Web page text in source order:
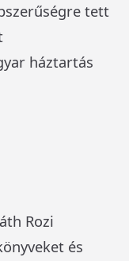
tett
háztartás
Rozi
és